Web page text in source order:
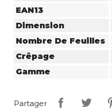
EAN13
Dimension
Nombre De Feuilles
Crêpage
Gamme
Partager